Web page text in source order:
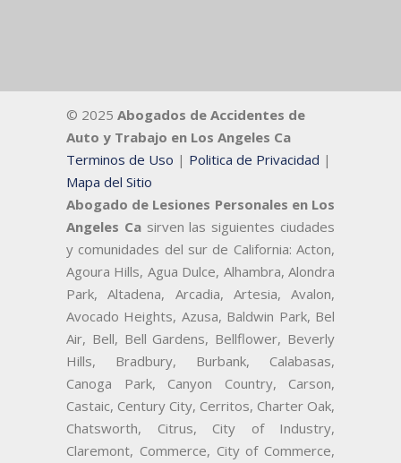
© 2025 Abogados de Accidentes de
Auto y Trabajo en Los Angeles Ca
Terminos de Uso | Politica de Privacidad |
Mapa del Sitio
Abogado de Lesiones Personales en Los
Angeles Casirven las siguientes ciudades
y comunidades del sur de California: Acton,
Agoura Hills, Agua Dulce, Alhambra, Alondra
Park, Altadena, Arcadia, Artesia, Avalon,
Avocado Heights, Azusa, Baldwin Park, Bel
Air, Bell, Bell Gardens, Bellflower, Beverly
Hills, Bradbury, Burbank, Calabasas,
Canoga Park, Canyon Country, Carson,
Castaic, Century City, Cerritos, Charter Oak,
Chatsworth, Citrus, City of Industry,
Claremont, Commerce, City of Commerce,